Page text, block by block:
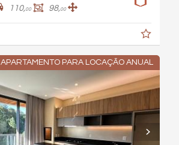
110,00 98,00
APARTAMENTO PARA LOCAÇÃO ANUAL